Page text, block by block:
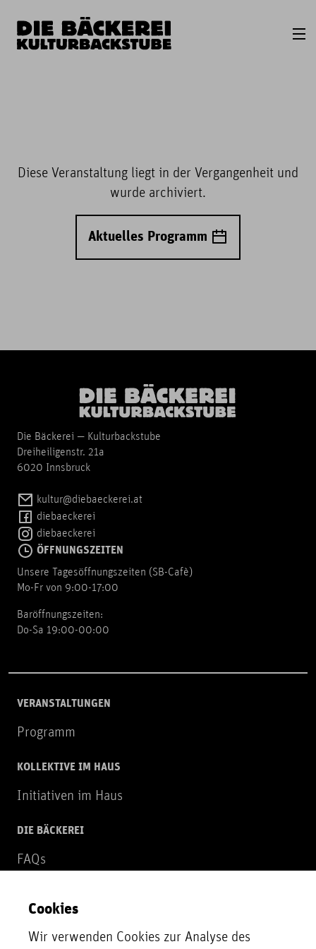
Diese Veranstaltung liegt in der Vergangenheit und
wurde archiviert.
Aktuelles Programm
Die Bäckerei — Kulturbackstube
Dreiheiligenstr. 21a
6020 Innsbruck
kultur@diebaeckerei.at
diebaeckerei
diebaeckerei
ÖFFNUNGSZEITEN
Unsere Tagesöffnungszeiten (SB-Cafè)
Mo-Fr von 9:00-17:00
Baröffnungszeiten:
Do-Sa 19:00-00:00
VERANSTALTUNGEN
Programm
KOLLEKTIVE IM HAUS
Initiativen im Haus
DIE BÄCKEREI
FAQs
NEWSLETTER
Zur Newsletter Anmeldung
Cookies
Wir verwenden Cookies zur Analyse des